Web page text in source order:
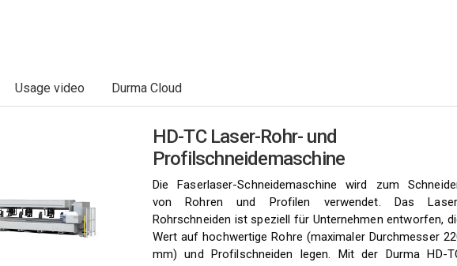
Usage video Durma Cloud
HD-TC Laser-Rohr- und
Profilschneidemaschine
Die Faserlaser-Schneidemaschine wird zum
von Rohren und Profilen verwendet. Das
Rohrschneiden ist speziell für Unternehmen entworfen,
Wert auf hochwertige Rohre (maximaler Durchmesser
mm) und Profilschneiden legen. Mit der Durma HD-